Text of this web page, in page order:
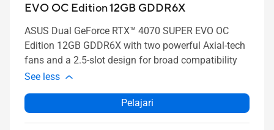
EVO OC Edition 12GB GDDR6X
ASUS Dual GeForce RTX™ 4070 SUPER EVO OC
Edition 12GB GDDR6X with two powerful Axial-tech
fans and a 2.5-slot design for broad compatibility
See less
Pelajari